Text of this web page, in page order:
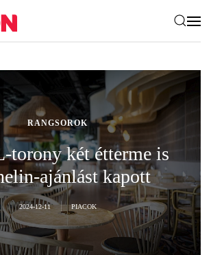
RANGSOROK
torony két étterme is
ajánlást kapott
2024-12-11 PIACOK